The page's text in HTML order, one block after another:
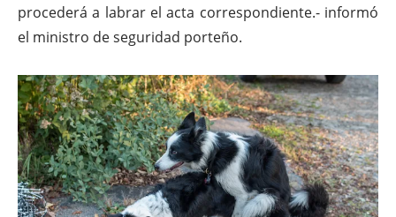
procederá a labrar el acta correspondiente.- informó
el ministro de seguridad porteño.